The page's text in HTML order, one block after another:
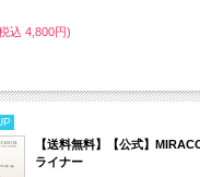
込 4,800円)
【送料無料】【公式】
ライナー